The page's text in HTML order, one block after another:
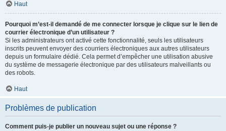
Haut
Pourquoi m’est-il demandé de me connecter lorsque je clique sur le lien de
courrier électronique d’un utilisateur ?
Si les administrateurs ont activé cette fonctionnalité, seuls les utilisateurs
inscrits peuvent envoyer des courriers électroniques aux autres utilisateurs
depuis un formulaire dédié. Cela permet d’empêcher une utilisation abusive
du système de messagerie électronique par des utilisateurs malveillants ou
des robots.
Haut
Problèmes de publication
Comment puis-je publier un nouveau sujet ou une réponse ?